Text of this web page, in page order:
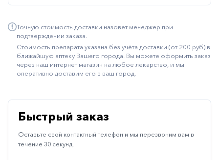
Иммуностимуляторы
Климактерические
Метаболизм
средства
Неврологические
Точную стоимость доставки назовет менеджер при
подтверждении заказа.
Стоимость препарата указана без учёта доставки (от 200 руб) в
ближайшую аптеку Вашего города. Вы можете оформить заказ
через наш интернет магазин на любое лекарство, и мы
оперативно доставим его в ваш город.
Быстрый заказ
Оставьте свой контактный телефон и мы перезвоним вам в
течение 30 секунд.